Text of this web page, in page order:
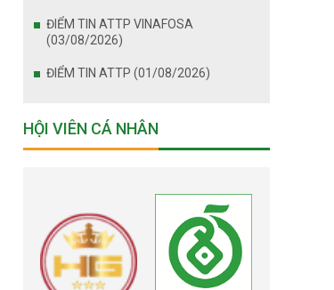
ĐIỂM TIN ATTP VINAFOSA
(03/08/2026)
ĐIỂM TIN ATTP (01/08/2026)
HỘI VIÊN CÁ NHÂN